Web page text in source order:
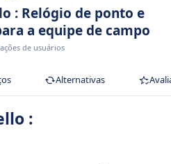
: Relógio de ponto e
a equipe de campo
de usuários
Alternativas
: